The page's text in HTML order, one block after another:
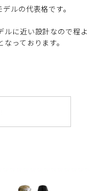
ルの代表格です。
ルに近い設計なので程よ
っております。